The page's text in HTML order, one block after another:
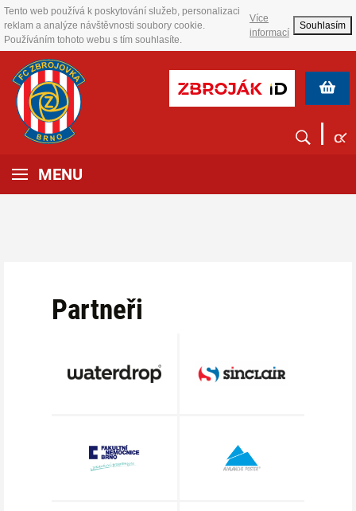
Tento web používá k poskytování služeb, personalizaci
reklam a analýze návštěvnosti soubory cookie.
Používáním tohoto webu s tím souhlasíte.
Více
informací
Souhlasím
MENU
Partneři